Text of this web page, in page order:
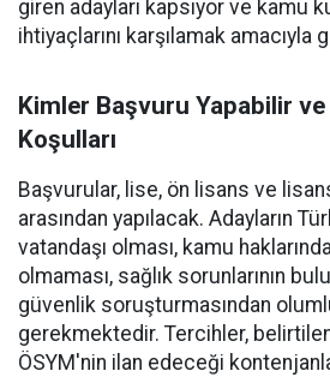
giren adayları kapsıyor ve kamu
ihtiyaçlarını karşılamak
Kimler Başvuru Yapabilir
Koşulları
Başvurular, lise, ön lisans ve
arasından yapılacak. Adayların
vatandaşı olması, kamu
olmaması, sağlık sorunlarının
güvenlik soruşturmasından
gerekmektedir. Tercihler,
ÖSYM'nin ilan edeceği